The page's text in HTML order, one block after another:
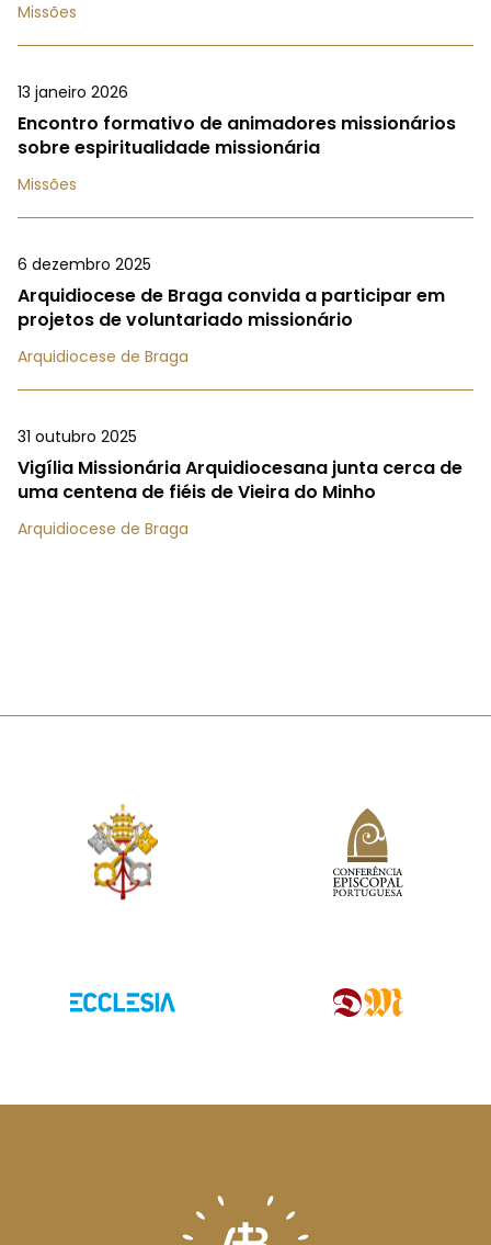
Missões
13 janeiro 2026
Encontro formativo de animadores missionários
sobre espiritualidade missionária
Missões
6 dezembro 2025
Arquidiocese de Braga convida a participar em
projetos de voluntariado missionário
Arquidiocese de Braga
31 outubro 2025
Vigília Missionária Arquidiocesana junta cerca de
uma centena de fiéis de Vieira do Minho
Arquidiocese de Braga